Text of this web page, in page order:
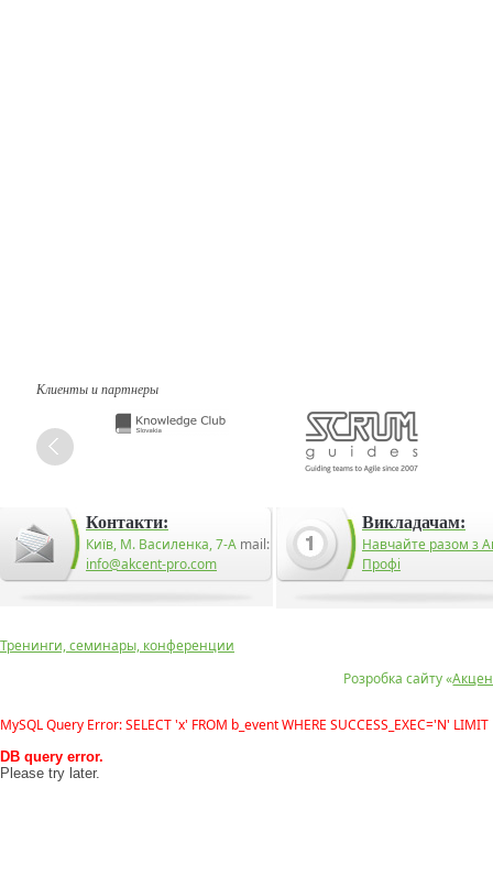
Клиенты и партнеры
Контакти:
Київ, М. Василенка, 7-А mail:
info@akcent-pro.com
Викладачам:
Навчайте разом з
Профі
Розробка сайту «
Тренинги, семинары, конференции
MySQL Query Error: SELECT 'x' FROM b_event WHERE SUCCESS_EXEC='N' LIMIT
DB query error.
Please try later.